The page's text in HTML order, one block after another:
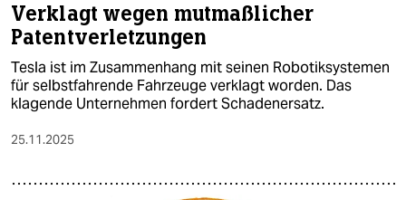
Verklagt wegen mutmaßlicher
Patentverletzungen
Tesla ist im Zusammenhang mit seinen Robotiksystemen
für selbstfahrende Fahrzeuge verklagt worden. Das
klagende Unternehmen fordert Schadenersatz.
25.11.2025